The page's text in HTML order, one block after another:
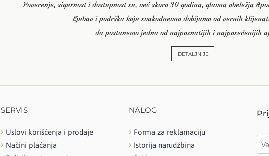
Poverenje, sigurnost i dostupnost su, već skoro 30 godina, glavna obeležja
Ljubav i podrška koju svakodnevno dobijamo od vernih
da postanemo jedna od najpoznatijih i najposećenijih
DETALJNIJE
SERVIS
Uslovi korišćenja i prodaje
Načini plaćanja
NALOG
Forma za reklamaciju
Istorija narudžbina